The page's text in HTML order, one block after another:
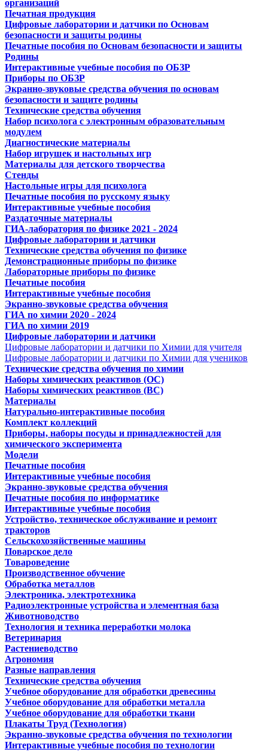
организаций
Печатная продукция
Цифровые лаборатории и датчики по Основам
безопасности и защиты родины
Печатные пособия по Основам безопасности и защиты
Родины
Интерактивные учебные пособия по ОБЗР
Приборы по ОБЗР
Экранно-звуковые средства обучения по основам
безопасности и защите родины
Технические средства обучения
Набор психолога с электронным образовательным
модулем
Диагностические материалы
Набор игрушек и настольных игр
Материалы для детского творчества
Стенды
Настольные игры для психолога
Печатные пособия по русскому языку
Интерактивные учебные пособия
Раздаточные материалы
ГИА-лаборатория по физике 2021 - 2024
Цифровые лаборатории и датчики
Технические средства обучения по физике
Демонстрационные приборы по физике
Лабораторные приборы по физике
Печатные пособия
Интерактивные учебные пособия
Экранно-звуковые средства обучения
ГИА по химии 2020 - 2024
ГИА по химии 2019
Цифровые лаборатории и датчики
Цифровые лаборатории и датчики по Химии для учителя
Цифровые лаборатории и датчики по Химии для учеников
Технические средства обучения по химии
Наборы химических реактивов (ОС)
Наборы химических реактивов (ВС)
Материалы
Натурально-интерактивные пособия
Комплект коллекций
Приборы, наборы посуды и принадлежностей для
химического эксперимента
Модели
Печатные пособия
Интерактивные учебные пособия
Экранно-звуковые средства обучения
Печатные пособия по информатике
Интерактивные учебные пособия
Устройство, техническое обслуживание и ремонт
тракторов
Сельскохозяйственные машины
Поварское дело
Товароведение
Производственное обучение
Обработка металлов
Электроника, электротехника
Радиоэлектронные устройства и элементная база
Животноводство
Технология и техника переработки молока
Ветеринария
Растениеводство
Агрономия
Разные направления
Технические средства обучения
Учебное оборудование для обработки древесины
Учебное оборудование для обработки металла
Учебное оборудование для обработки ткани
Плакаты Труд (Технология)
Экранно-звуковые средства обучения по технологии
Интерактивные учебные пособия по технологии